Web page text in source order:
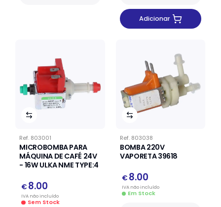
Adicionar
Ref. 803001
MICROBOMBA PARA
MÁQUINA DE CAFÉ 24V
- 16W ULKA NME TYPE:4
€ 8.00
IVA nãoincluído
Sem Stock
Ref. 803038
BOMBA 220V
VAPORETA 39618
€ 8.00
IVA nãoincluído
Em Stock